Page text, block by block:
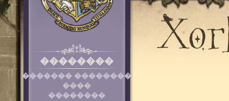
��������
������� ��������
����
��������